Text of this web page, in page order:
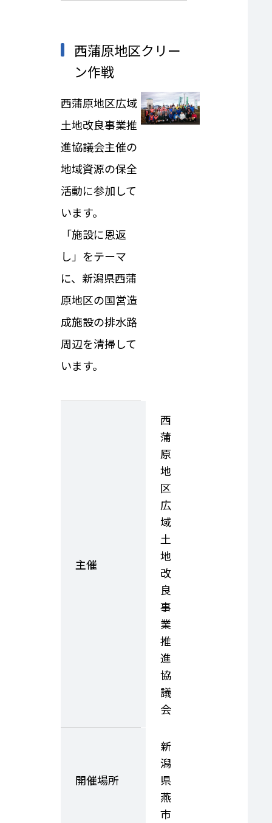
西蒲原地区クリー
ン作戦
西蒲原地区広域
土地改良事業推
進協議会主催の
地域資源の保全
活動に参加して
います。
「施設に恩返
し」をテーマ
に、新潟県西蒲
原地区の国営造
成施設の排水路
周辺を清掃して
います。
主催
西
蒲
原
地
区
広
域
土
地
改
良
事
業
推
進
協
議
会
開催場所
新
潟
県
燕
市